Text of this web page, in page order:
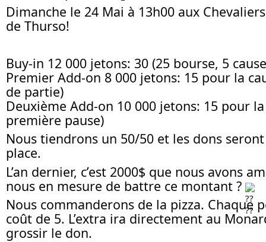
Dimanche le 24 Mai à 13h00 aux
de Thurso!
Buy-in 12 000 jetons: 30 (25 bourse, 5
Premier Add-on 8 000 jetons: 15 pour la
de partie)
Deuxième Add-on 10 000 jetons: 15 pour
première pause)
Nous tiendrons un 50/50 et les dons
place.
L’an dernier, c’est 2000$ que nous avons
nous en mesure de battre ce montant ?
Nous commanderons de la pizza. Chaque
coût de 5. L’extra ira directement au
grossir le don.